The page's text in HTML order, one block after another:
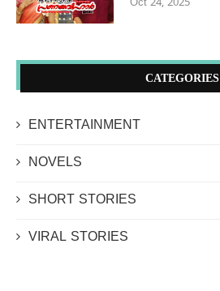
Oct 24, 2025
CATEGORIES
ENTERTAINMENT
NOVELS
SHORT STORIES
VIRAL STORIES